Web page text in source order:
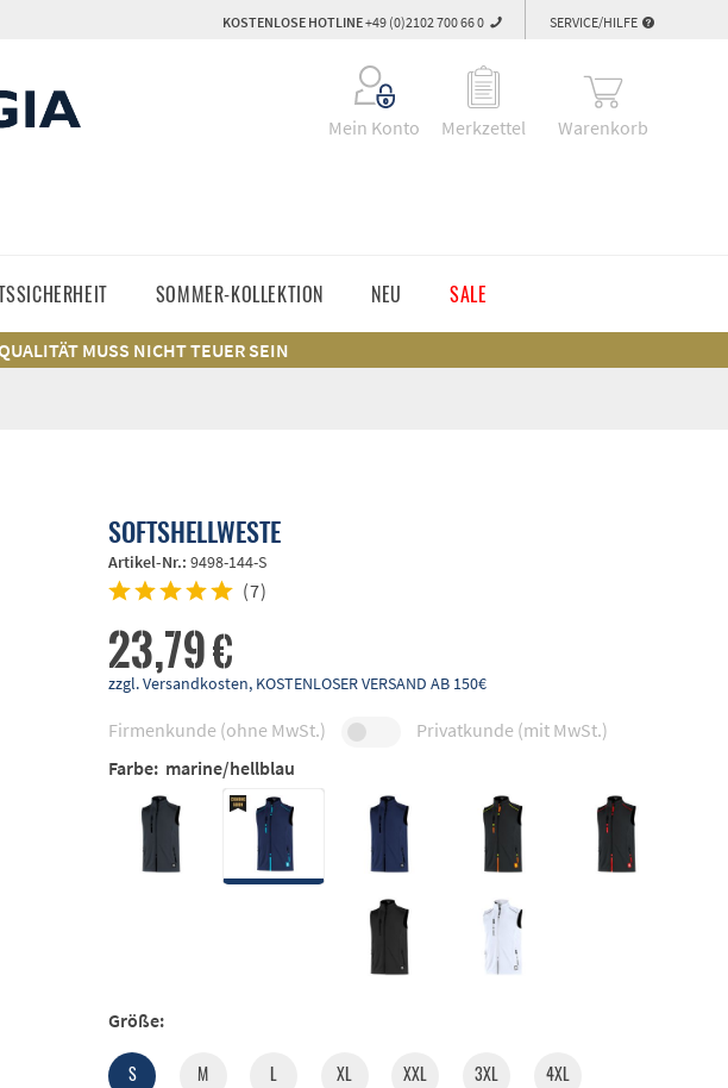
SERVICE/HILFE
KOSTENLOSE HOTLINE+49 (0)2102 700 66 0
Mein Konto Merkzettel Warenkorb
SOMMER-KOLLEKTION NEU SALE
MUSS NICHT TEUER SEIN
SOFTSHELLWESTE
Artikel-Nr.:9498-144-S
(7)
23,79 €
zzgl. Versandkosten, KOSTENLOSER VERSAND AB 150€
Firmenkunde (ohne MwSt.)
Privatkunde (mit MwSt.)
Farbe: marine/hellblau
Größe:
S M L XL XXL 3XL 4XL